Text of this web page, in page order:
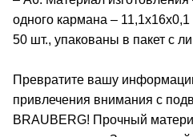
одного кармана –
50 шт., упакованы в пакет с
Превратите вашу
привлечения внимания с
BRAUBERG! Прочный